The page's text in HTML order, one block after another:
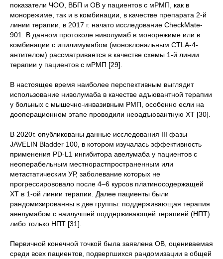
показатели ЧОО, ВБП и ОВ у пациентов с мРМП, как в
монорежиме, так и в комбинации, в качестве препарата 2-й
линии терапии, в 2017 г. начато исследование CheckMate-
901. В данном протоколе ниволумаб в монорежиме или в
комбинации с ипилимумабом (моноклональным CTLA-4-
антителом) рассматривается в качестве схемы 1-й линии
терапии у пациентов с мРМП [29].
В настоящее время наиболее перспективным выглядит
использование ниволумаба в качестве адъювантной терапии
у больных с мышечно-инвазивным РМП, особенно если на
дооперационном этапе проводили неоадъювантную ХТ [30].
В 2020г. опубликованы данные исследования III фазы
JAVELIN Bladder 100, в котором изучалась эффективность
применения PD-L1 ингибитора авелумаба у пациентов с
неоперабельным местнорастпространенным или
метастатическим УР, заболевание которых не
прогрессирововало после 4–6 курсов платиносодержащей
ХТ в 1-ой линии терапии. Далее пациенты были
рандомизированны в две группы: поддерживающая терапия
авелумабом с наилучшей поддерживающей терапией (НПТ)
либо только НПТ [31].
Первичной конечной точкой была заявлена ОВ, оцениваемая
среди всех пациентов, подвергшихся рандомизации в общей